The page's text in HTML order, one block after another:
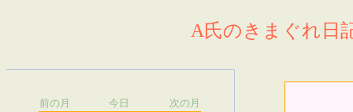
A氏のきまぐれ日
前の月 今日 次の月